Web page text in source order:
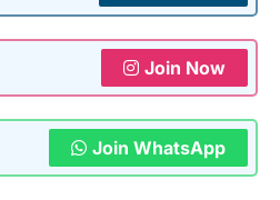
Join Now
Join WhatsApp